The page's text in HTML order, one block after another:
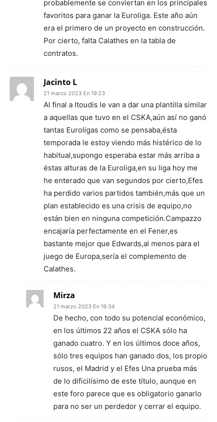
probablemente se conviertan en los principales
favoritos para ganar la Euroliga. Este año aún
era el primero de un proyecto en construcción.
Por cierto, falta Calathes en la tabla de
contratos.
Jacinto L
21 marzo 2023 En 19:23
Al final a Itoudis le van a dar una plantilla similar
a aquellas que tuvo en el CSKA,aún así no ganó
tantas Euroligas como se pensaba,ésta
temporada le estoy viendo más histérico de lo
habitual,supongo esperaba estar más arriba a
éstas alturas de la Euroliga,en su liga hoy me
he enterado que van segundos por cierto,Efes
ha perdido varios partidos también,más que un
plan establecido es una crisis de equipo,no
están bien en ninguna competición.Campazzo
encajaría perfectamente en el Fener,es
bastante mejor que Edwards,al menos para el
juego de Europa,sería el complemento de
Calathes.
Mirza
21 marzo 2023 En 19:34
De hecho, con todo su potencial económico,
en los últimos 22 años el CSKA sólo ha
ganado cuatro. Y en los últimos doce años,
sólo tres equipos han ganado dos, los propio
rusos, el Madrid y el Efes Una prueba más
de lo dificilísimo de este título, aunque en
este foro parece que es obligatorio ganarlo
para no ser un perdedor y cerrar el equipo.